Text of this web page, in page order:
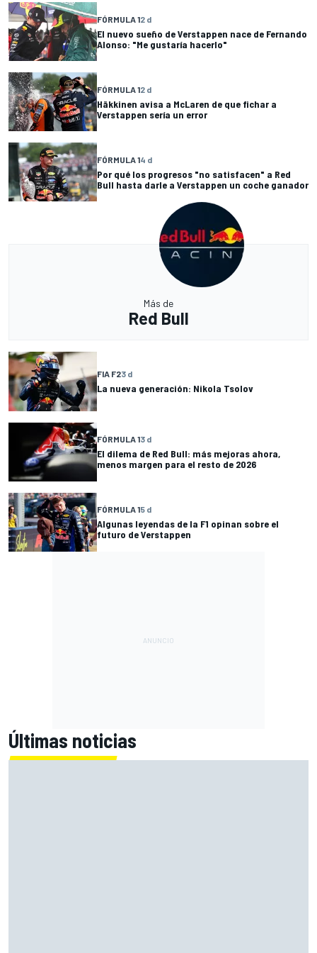
FÓRMULA 12 d
El nuevo sueño de Verstappen nace de Fernando
Alonso: "Me gustaría hacerlo"
FÓRMULA 12 d
Häkkinen avisa a McLaren de que fichar a
Verstappen sería un error
FÓRMULA 14 d
Por qué los progresos "no satisfacen" a Red
Bull hasta darle a Verstappen un coche ganador
Más de
Red Bull
FIA F23 d
La nueva generación: Nikola Tsolov
FÓRMULA 13 d
El dilema de Red Bull: más mejoras ahora,
menos margen para el resto de 2026
FÓRMULA 15 d
Algunas leyendas de la F1 opinan sobre el
futuro de Verstappen
Últimas noticias